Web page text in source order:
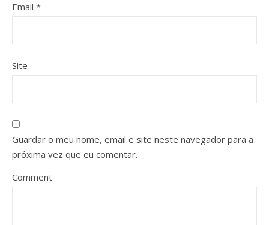
Email *
Site
Guardar o meu nome, email e site neste navegador para a
próxima vez que eu comentar.
Comment